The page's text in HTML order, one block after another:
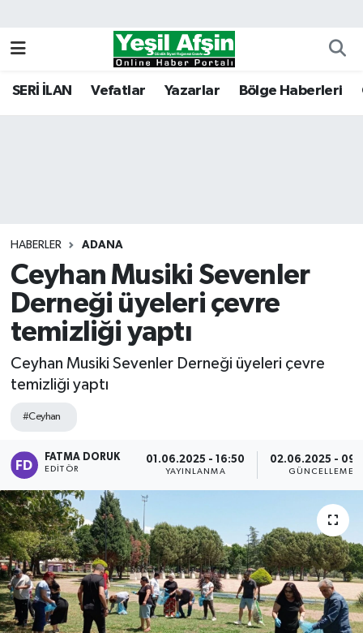
SERİ İLAN Vefatlar Yazarlar Bölge Haberleri
HABERLER ADANA
Ceyhan Musiki Sevenler
Derneği üyeleri çevre
temizliği yaptı
Ceyhan Musiki Sevenler Derneği üyeleri çevre
temizliği yaptı
#Ceyhan
FATMA DORUK
EDITÖR
01.06.2025 - 16:50
YAYINLANMA
02.06.2025 -
GÜNCELLEME
Kahramanmaraş Nöbetçi Eczaneler
Tüm Manşetler
Son Dakika Haberleri